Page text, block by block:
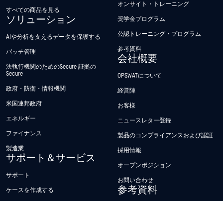
すべての商品を見る
ソリューション
AIや分析を支えるデータを保護する
パッチ管理
法執行機関のためのSecure 証拠の
Secure
政府・防衛・情報機関
米国連邦政府
エネルギー
ファイナンス
製造業
サポート＆サービス
サポート
ケースを作成する
オンサイト・トレーニング
奨学金プログラム
公認トレーニング・プログラム
参考資料
会社概要
OPSWATについて
経営陣
お客様
ニュースレター登録
製品のコンプライアンスおよび認証
採用情報
オープンポジション
お問い合わせ
参考資料